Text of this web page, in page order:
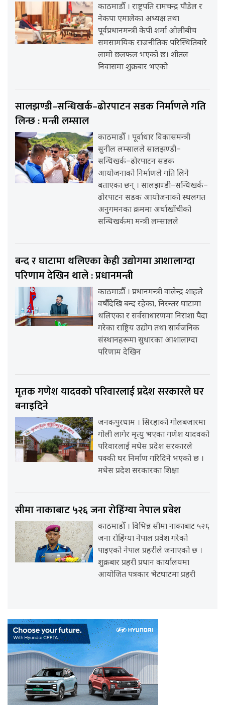
काठमाडौँ । राष्ट्रपति रामचन्द्र पौडेल र
नेकपा एमालेका अध्यक्ष तथा
पूर्वप्रधानमन्त्री केपी शर्मा ओलीबीच
समसामयिक राजनीतिक परिस्थितिबारे
लामो छलफल भएको छ। शीतल
निवासमा शुक्रबार भएको
सालझण्डी–सन्धिखर्क–ढोरपाटन सडक निर्माणले गति
लिन्छ : मन्त्री लम्साल
काठमाडौँ । पूर्वाधार विकासमन्त्री
सुनील लम्सालले सालझण्डी–
सन्धिखर्क–ढोरपाटन सडक
आयोजनाको निर्माणले गति लिने
बताएका छन् । सालझण्डी–सन्धिखर्क–
ढोरपाटन सडक आयोजनाको स्थलगत
अनुगमनका क्रममा अर्घाखाँचीको
सन्धिखर्कमा मन्त्री लम्सालले
बन्द र घाटामा थलिएका केही उद्योगमा आशालाग्दा
परिणाम देखिन थाले : प्रधानमन्त्री
काठमाडौँ । प्रधानमन्त्री वालेन्द्र शाहले
वर्षौंदेखि बन्द रहेका, निरन्तर घाटामा
थलिएका र सर्वसाधारणमा निराशा पैदा
गरेका राष्ट्रिय उद्योग तथा सार्वजनिक
संस्थानहरूमा सुधारका आशालाग्दा
परिणाम देखिन
मृतक गणेश यादवको परिवारलाई प्रदेश सरकारले घर
बनाइदिने
जनकपुरधाम । सिरहाको गोलबजारमा
गोली लागेर मृत्यु भएका गणेश यादवको
परिवारलाई मधेस प्रदेश सरकारले
पक्की घर निर्माण गरिदिने भएको छ ।
मधेस प्रदेश सरकारका शिक्षा
सीमा नाकाबाट ५२६ जना रोहिंग्या नेपाल प्रवेश
काठमाडौँ । विभिन्न सीमा नाकाबाट ५२६
जना रोहिंग्या नेपाल प्रवेश गरेको
पाइएको नेपाल प्रहरीले जनाएको छ ।
शुक्रबार प्रहरी प्रधान कार्यालयमा
आयोजित पत्रकार भेटघाटमा प्रहरी